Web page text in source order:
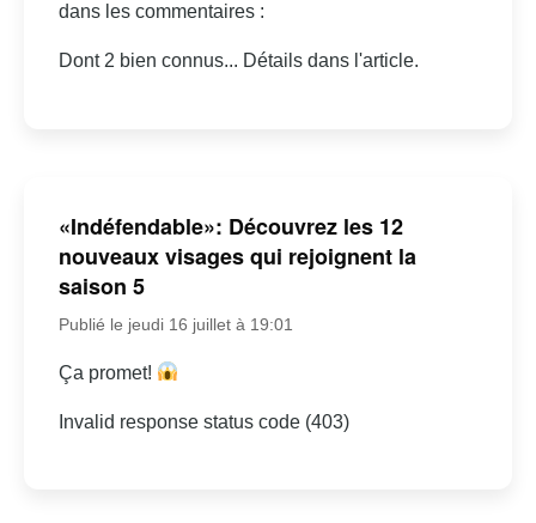
dans les commentaires :
Dont 2 bien connus... Détails dans l'article.
«Indéfendable»: Découvrez les 12
nouveaux visages qui rejoignent la
saison 5
Publié le jeudi 16 juillet à 19:01
Ça promet!
Invalid response status code (403)